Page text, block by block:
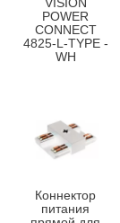
POWER
CONNECT
4825-L-TYPE -
WH
Коннектор
питания